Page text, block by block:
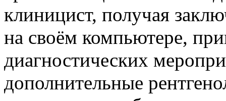
клиницист, получая
на своём компьютере,
диагностических
дополнительные